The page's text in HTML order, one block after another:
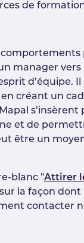
de
manager
d’équipe.
créant un
et de
être un
blanc "Attirer
la façon
contacter